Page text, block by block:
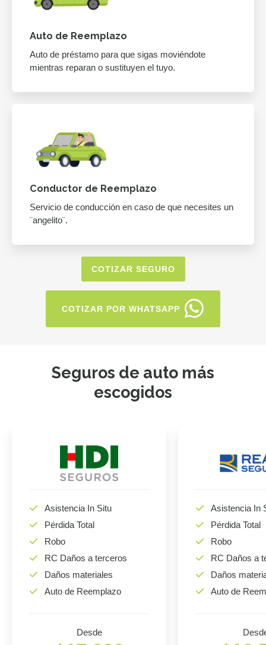
Auto de Reemplazo
Auto de préstamo para que sigas moviéndote
mientras reparan o sustituyen el tuyo.
Conductor de Reemplazo
Servicio de conducción en caso de que necesites un
¨angelito¨.
COTIZAR SEGURO
COTIZAR POR WHATSAPP
Seguros de auto más
escogidos
Asistencia In Situ
Pérdida Total
Robo
RC Daños a terceros
Daños materiales
Auto de Reemplazo
Desde
Asistencia In
Pérdida Total
Robo
RC Daños a
Daños
Auto de